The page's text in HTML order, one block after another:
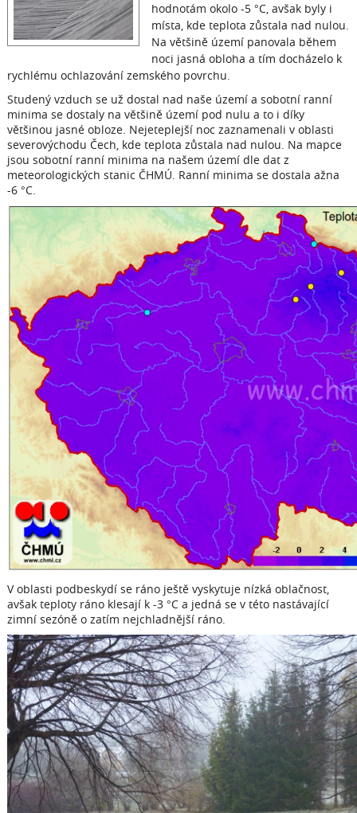
hodnotám okolo -5 °C, avšak byly i
místa, kde teplota zůstala nad nulou.
Na většině území panovala během
noci jasná obloha a tím docházelo k
rychlému ochlazování zemského povrchu.
Studený vzduch se už dostal nad naše území a sobotní ranní
minima se dostaly na většině území pod nulu a to i díky
většinou jasné obloze. Nejeteplejší noc zaznamenali v oblasti
severovýchodu Čech, kde teplota zůstala nad nulou. Na mapce
jsou sobotní ranní minima na našem území dle dat z
meteorologických stanic ČHMÚ. Ranní minima se dostala ažna
-6 °C.
V oblasti podbeskydí se ráno ještě vyskytuje nízká oblačnost,
avšak teploty ráno klesají k -3 °C a jedná se v této nastávající
zimní sezóně o zatím nejchladnější ráno.